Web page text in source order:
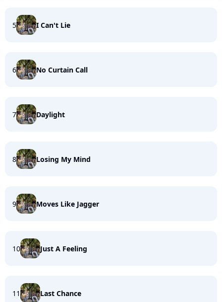
5 I Can't Lie
6 No Curtain Call
7 Daylight
8 Losing My Mind
9 Moves Like Jagger
10 Just A Feeling
11 Last Chance